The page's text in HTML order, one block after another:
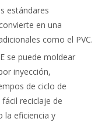
estándares
en una
como el PVC.
se puede moldear
inyección,
de ciclo de
reciclaje de
la eficiencia y